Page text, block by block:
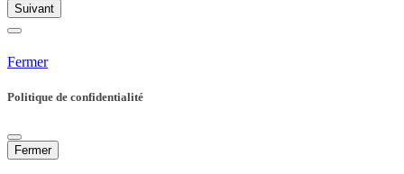
Suivant
Fermer
Politique de confidentialité
Fermer